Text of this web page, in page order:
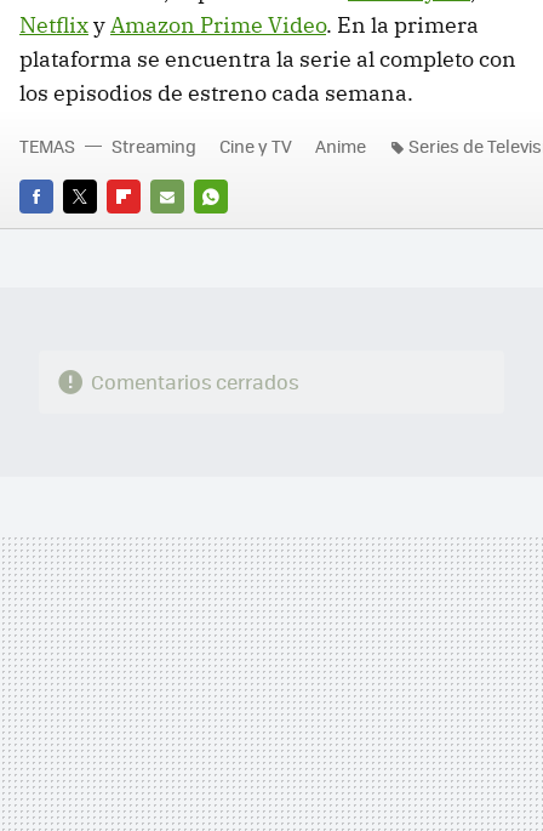
NetflixyAmazon Prime Video. En la primera
plataforma se encuentra la serie al completo con
los episodios de estreno cada semana.
FACEBOOK
TWITTERFLIPBOARD
E-
WHATSAPP
TEMAS Streaming Cine y TV Anime Series de
Comentarios cerrados